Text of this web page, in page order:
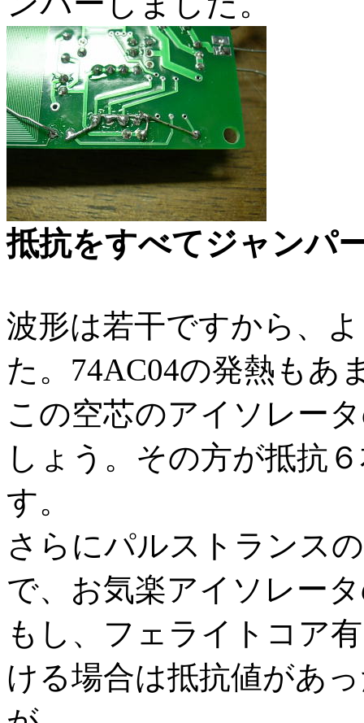
抵抗をすべてジャンパ
波形は若干ですから、
た。74AC04の発熱もあ
この空芯のアイソレー
しょう。その方が抵抗
す。
さらにパルストランス
で、お気楽アイソレー
もし、フェライトコア
ける場合は抵抗値があ